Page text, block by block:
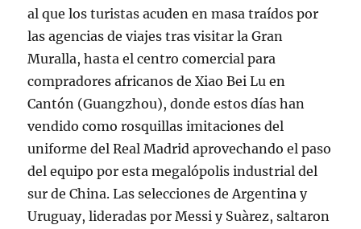
al que los turistas acuden en masa traídos por
las agencias de viajes tras visitar la Gran
Muralla, hasta el centro comercial para
compradores africanos de Xiao Bei Lu en
Cantón (Guangzhou), donde estos días han
vendido como rosquillas imitaciones del
uniforme del Real Madrid aprovechando el paso
del equipo por esta megalópolis industrial del
sur de China. Las selecciones de Argentina y
Uruguay, lideradas por Messi y Suàrez, saltaron